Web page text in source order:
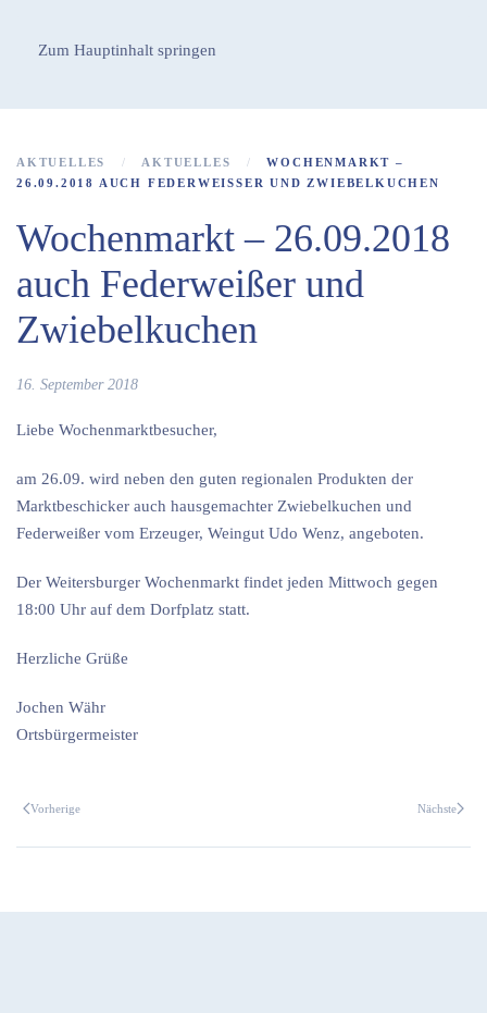
Zum Hauptinhalt springen
AKTUELLES AKTUELLES
WOCHENMARKT –
26.09.2018 AUCH FEDERWEISSER UND ZWIEBELKUCHEN
Wochenmarkt – 26.09.2018
auch Federweißer und
Zwiebelkuchen
16. September 2018
Liebe Wochenmarktbesucher,
am 26.09. wird neben den guten regionalen Produkten der
Marktbeschicker auch hausgemachter Zwiebelkuchen und
Federweißer vom Erzeuger, Weingut Udo Wenz, angeboten.
Der Weitersburger Wochenmarkt findet jeden Mittwoch gegen
18:00 Uhr auf dem Dorfplatz statt.
Herzliche Grüße
Jochen Währ
Ortsbürgermeister
Vorherige Nächste